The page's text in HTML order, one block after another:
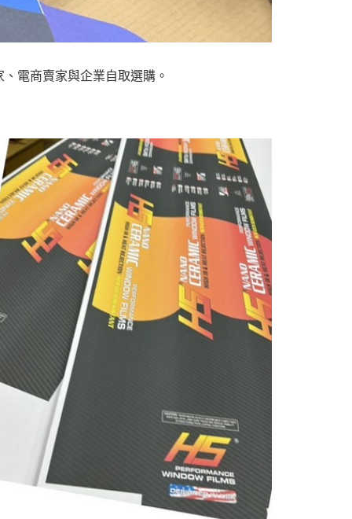
電商賣家與企業自取選購。